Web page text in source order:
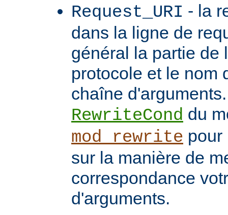
Request_URI - la
dans la ligne de
général la partie de
protocole et le nom
chaîne
RewriteCond du
mod_rewrite pour
sur la manière de
correspondance
d'arguments.